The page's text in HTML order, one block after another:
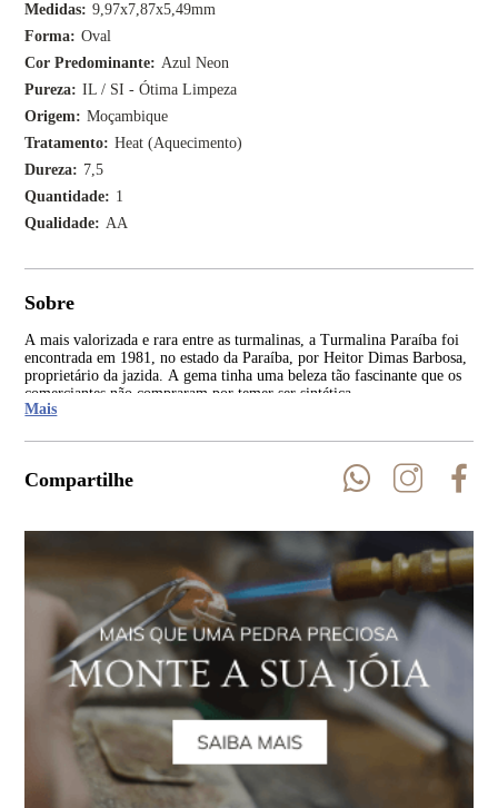
Medidas
9,97x7,87x5,49mm
Forma
Oval
Cor Predominante
Azul Neon
Pureza
IL / SI - Ótima Limpeza
Origem
Moçambique
Tratamento
Heat (Aquecimento)
Dureza
7,5
Quantidade
1
Qualidade
AA
Sobre
A mais valorizada e rara entre as turmalinas, a Turmalina Paraíba foi
encontrada em 1981, no estado da Paraíba, por Heitor Dimas Barbosa,
proprietário da jazida. A gema tinha uma beleza tão fascinante que os
comerciantes não compraram por temer ser sintética.
Mais
Compartilhe